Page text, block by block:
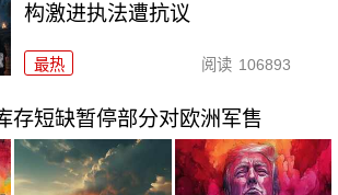
构激进执法遭抗议
最热 阅读 106893
存短缺暂停部分对欧洲军售